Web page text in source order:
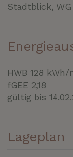
Stadtblick
HWB 128 kWh/
fGEE 2,18
gültig bis
Lageplan